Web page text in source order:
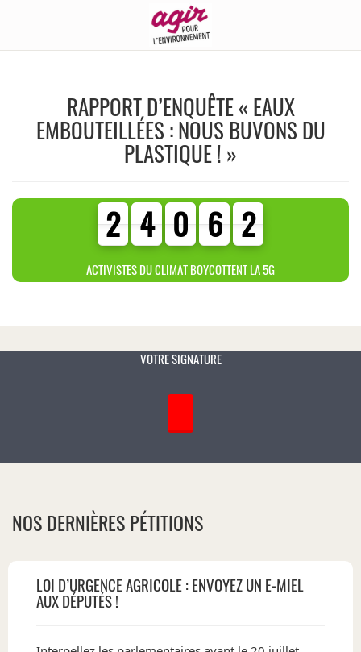
RAPPORT D’ENQUÊTE « EAUX
EMBOUTEILLÉES : NOUS BUVONS DU
PLASTIQUE ! »
2
2 4
3
4 0
9
0 6
4
6 2
0
2
ACTIVISTES DU CLIMAT BOYCOTTENT LA 5G
VOTRE SIGNATURE
NOS DERNIÈRES PÉTITIONS
LOI D’URGENCE AGRICOLE : ENVOYEZ UN E-MIEL
AUX DÉPUTÉS !